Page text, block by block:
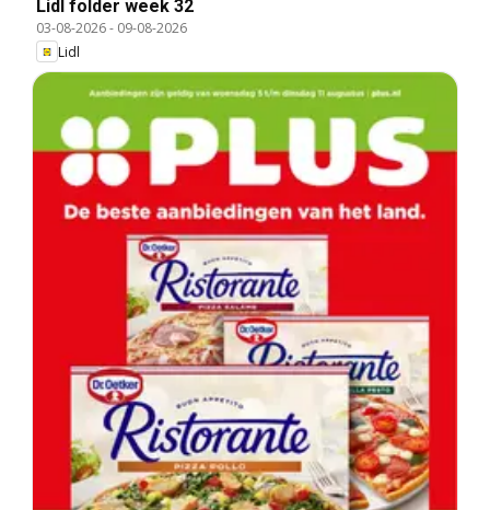
Lidl folder week 32
03-08-2026- 09-08-2026
Lidl